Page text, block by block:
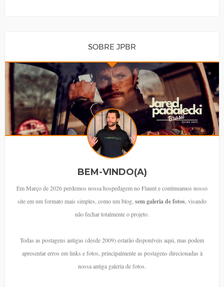
SOBRE JPBR
BEM-VINDO(A)
Em Março de 2026 perdemos nossa hospedagem no Flaunt e continuamos nosso
site em um formato mais simples, como um blog, sem galeria de fotos , visando
não fechar totalmente o projeto.
Todas as postagens antigas (desde 2009) estarão disponíveis aqui, mas podem
apresentar erros em links e fotos, principalmente as postagens direcionadas à
nossa antiga galeria de fotos.